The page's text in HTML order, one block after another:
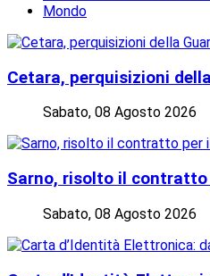
Mondo
Cetara, perquisizioni
Sabato, 08 Agosto 2026
Sarno, risolto il contratto
Sabato, 08 Agosto 2026